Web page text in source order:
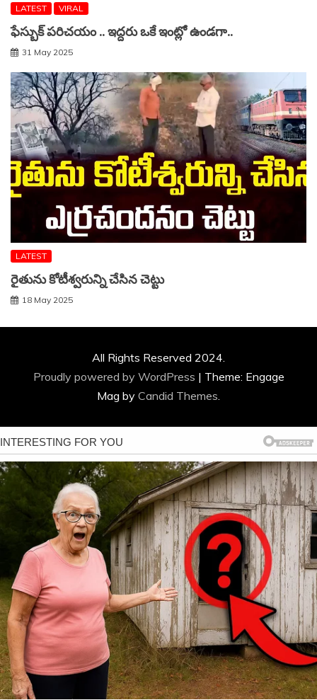
LATEST VIRAL
ఫేస్బుక్ పరిచయం .. ఇద్దరు ఒకే ఇంట్లో ఉండగా..
31 May 2025
LATEST
రైతును కోటీశ్వరున్ని చేసిన చెట్టు
18 May 2025
All Rights Reserved 2024.
Proudly powered by WordPress | Theme: Engage
Mag by Candid Themes